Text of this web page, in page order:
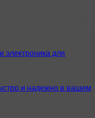
для
и надежно в вашем